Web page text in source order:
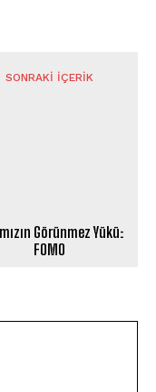
SONRAKI İÇERIK
Görünmez Yükü:
FOMO